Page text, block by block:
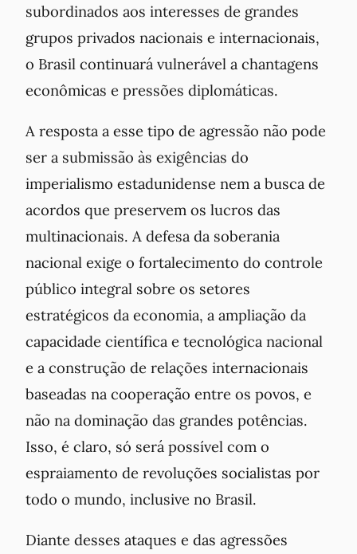
subordinados aos interesses de grandes
grupos privados nacionais e internacionais,
o Brasil continuará vulnerável a chantagens
econômicas e pressões diplomáticas.
A resposta a esse tipo de agressão não pode
ser a submissão às exigências do
imperialismo estadunidense nem a busca de
acordos que preservem os lucros das
multinacionais. A defesa da soberania
nacional exige o fortalecimento do controle
público integral sobre os setores
estratégicos da economia, a ampliação da
capacidade científica e tecnológica nacional
e a construção de relações internacionais
baseadas na cooperação entre os povos, e
não na dominação das grandes potências.
Isso, é claro, só será possível com o
espraiamento de revoluções socialistas por
todo o mundo, inclusive no Brasil.
Diante desses ataques e das agressões